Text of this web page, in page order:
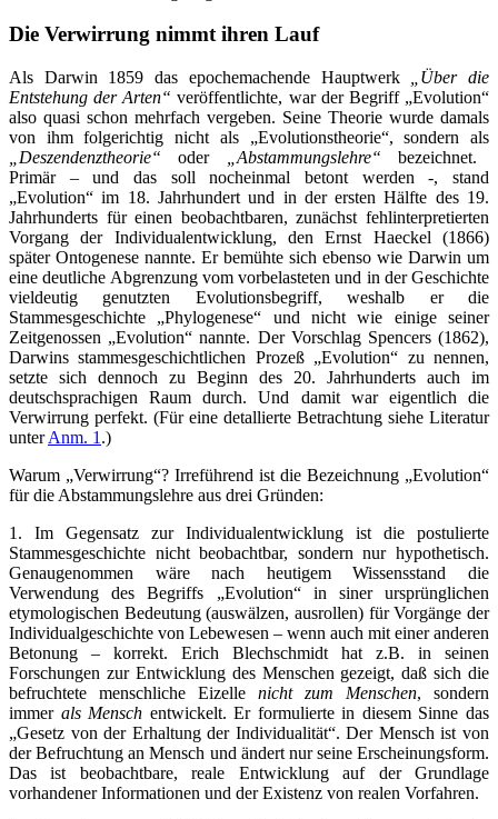
Die Verwirrung nimmt ihren Lauf
Als Darwin 1859 das epochemachende Hauptwerk
„Über die
Entstehung der Arten“veröffentlichte, war der Begriff „Evolution“
also quasi schon mehrfach vergeben. Seine Theorie wurde damals
von ihm folgerichtig nicht als „Evolutionstheorie“, sondern als
„Deszendenztheorie“ oder „Abstammungslehre“ bezeichnet.
Primär – und das soll nocheinmal betont werden -, stand
„Evolution“ im 18. Jahrhundert und in der ersten Hälfte des 19.
Jahrhunderts für einen beobachtbaren, zunächst fehlinterpretierten
Vorgang der Individualentwicklung, den Ernst Haeckel (1866)
später Ontogenese nannte. Er bemühte sich ebenso wie Darwin um
eine deutliche Abgrenzung vom vorbelasteten und in der Geschichte
vieldeutig genutzten Evolutionsbegriff, weshalb er die
Stammesgeschichte „Phylogenese“ und nicht wie einige seiner
Zeitgenossen „Evolution“ nannte. Der Vorschlag Spencers (1862),
Darwins stammesgeschichtlichen Prozeß „Evolution“ zu nennen,
setzte sich dennoch zu Beginn des 20. Jahrhunderts auch im
deutschsprachigen Raum durch. Und damit war eigentlich die
Verwirrung perfekt. (Für eine detallierte Betrachtung siehe Literatur
unterAnm. 1 .)
Warum „Verwirrung“? Irreführend ist die Bezeichnung „Evolution“
für die Abstammungslehre aus drei Gründen:
1. Im Gegensatz zur Individualentwicklung ist die postulierte
Stammesgeschichte nicht beobachtbar, sondern nur hypothetisch.
Genaugenommen wäre nach heutigem Wissensstand die
Verwendung des Begriffs „Evolution“ in siner ursprünglichen
etymologischen Bedeutung (auswälzen, ausrollen) für Vorgänge der
Individualgeschichte von Lebewesen – wenn auch mit einer anderen
Betonung – korrekt. Erich Blechschmidt hat z.B. in seinen
Forschungen zur Entwicklung des Menschen gezeigt, daß sich die
befruchtete menschliche Eizelle nicht zum Menschen, sondern
immer als Mensch entwickelt. Er formulierte in diesem Sinne das
„Gesetz von der Erhaltung der Individualität“. Der Mensch ist von
der Befruchtung an Mensch und ändert nur seine Erscheinungsform.
Das ist beobachtbare, reale Entwicklung auf der Grundlage
vorhandener Informationen und der Existenz von realen Vorfahren.